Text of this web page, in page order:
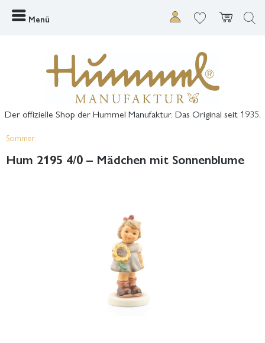
Menü
Der offizielle Shop der Hummel Manufaktur. Das Original seit 1935.
Sommer
Hum 2195 4/0 – Mädchen mit Sonnenblume